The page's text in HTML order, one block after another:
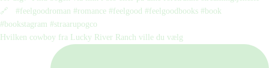
Hvilken cowboy fra Lucky River Ranch ville du vælg